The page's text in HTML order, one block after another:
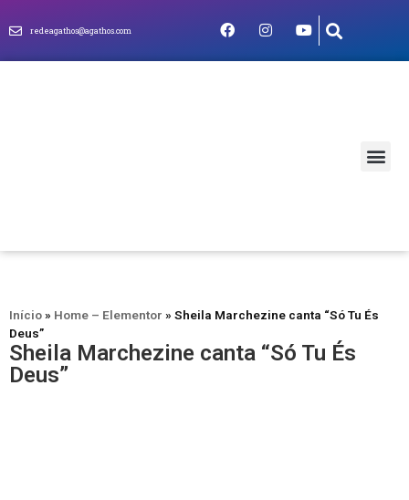
redeagathos@agathos.com
Início» Home – Elementor » Sheila Marchezine canta “Só Tu És
Deus”
Sheila Marchezine canta “Só Tu És
Deus”